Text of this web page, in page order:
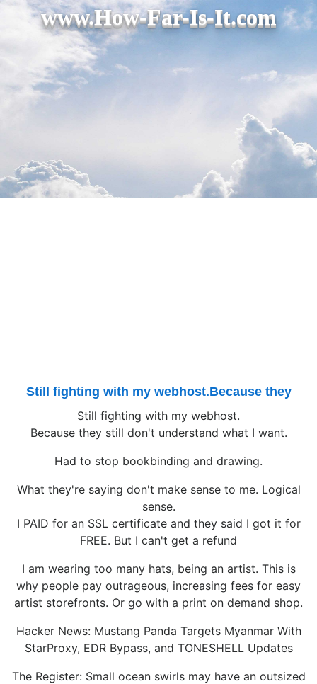
www.How-Far-Is-It.com
Still fighting with my webhost.Because they
Still fighting with my webhost.
Because they still don't understand what I want.
Had to stop bookbinding and drawing.
What they're saying don't make sense to me. Logical
sense.
I PAID for an SSL certificate and they said I got it for
FREE. But I can't get a refund
I am wearing too many hats, being an artist. This is
why people pay outrageous, increasing fees for easy
artist storefronts. Or go with a print on demand shop.
Hacker News: Mustang Panda Targets Myanmar With
StarProxy, EDR Bypass, and TONESHELL Updates
The Register: Small ocean swirls may have an outsized